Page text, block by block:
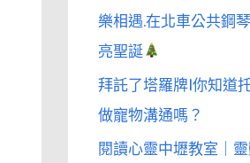
樂相遇.在北車公共鋼
亮聖誕
拜託了塔羅牌|你知道
做寵物溝通嗎？
閱讀心靈中壢教室｜